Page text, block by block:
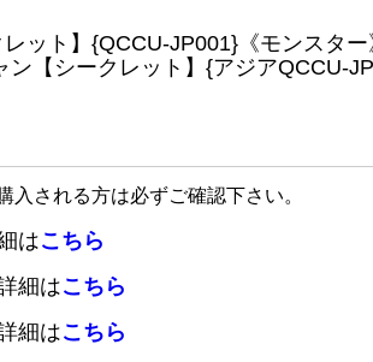
ット】{QCCU-JP001}《モンスタ
【シークレット】{アジアQCCU-
入される方は必ずご確認下さい。
はこちら
細はこちら
細はこちら